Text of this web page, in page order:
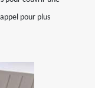
pour plus